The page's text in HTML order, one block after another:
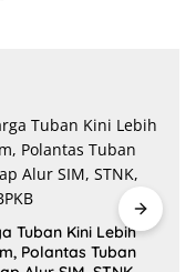
Tuban Hadir
Kepastian,